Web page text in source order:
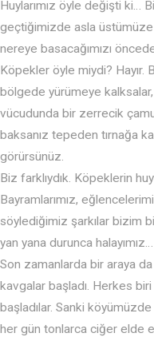
Huylarımız öyle değişti ki…
geçtiğimizde asla üstümüze
nereye basacağımızı
Köpekler öyle miydi? Hayır.
bölgede yürümeye
vücudunda bir zerrecik
baksanız tepeden tırnağa
görürsünüz.
Biz farklıydık. Köpeklerin
Bayramlarımız,
söylediğimiz şarkılar bizim
yan yana durunca halayımız…
Son zamanlarda bir araya
kavgalar başladı. Herkes
başladılar. Sanki
her gün tonlarca ciğer elde